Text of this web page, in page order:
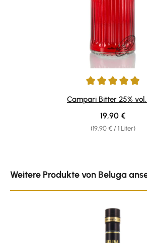
Durchschnittliche Bewertung von 4.92
Campari Bitter 25% vol.
(19,90 € / 1 Liter)
Regulärer
19,90 €
Weitere Produkte von Beluga